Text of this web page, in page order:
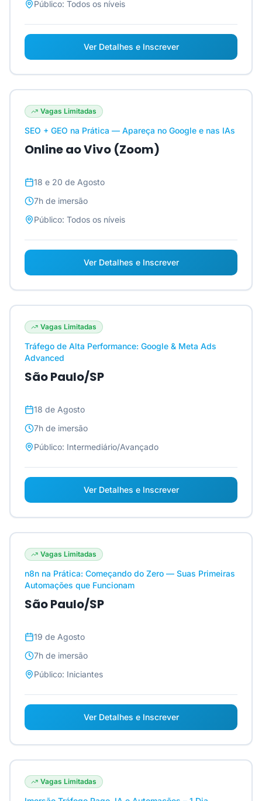
Público: Todos os níveis
Ver Detalhes e Inscrever
Vagas Limitadas
SEO + GEO na Prática — Apareça no Google e nas IAs
Online ao Vivo (Zoom)
18 e 20 de Agosto
7h de imersão
Público: Todos os níveis
Ver Detalhes e Inscrever
Vagas Limitadas
Tráfego de Alta Performance: Google & Meta Ads
Advanced
São Paulo/SP
18 de Agosto
7h de imersão
Público: Intermediário/Avançado
Ver Detalhes e Inscrever
Vagas Limitadas
n8n na Prática: Começando do Zero — Suas Primeiras
Automações que Funcionam
São Paulo/SP
19 de Agosto
7h de imersão
Público: Iniciantes
Ver Detalhes e Inscrever
Vagas Limitadas